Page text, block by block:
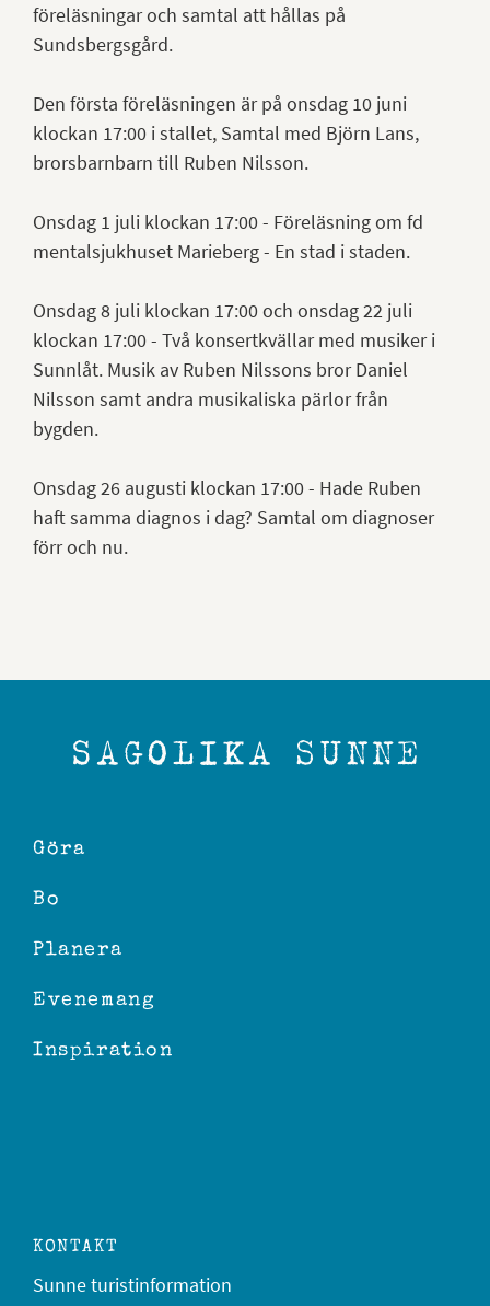
föreläsningar och samtal att hållas på
Sundsbergsgård.
Den första föreläsningen är på onsdag 10 juni
klockan 17:00 i stallet, Samtal med Björn Lans,
brorsbarnbarn till Ruben Nilsson.
Onsdag 1 juli klockan 17:00 - Föreläsning om fd
mentalsjukhuset Marieberg - En stad i staden.
Onsdag 8 juli klockan 17:00 och onsdag 22 juli
klockan 17:00 - Två konsertkvällar med musiker i
Sunnlåt. Musik av Ruben Nilssons bror Daniel
Nilsson samt andra musikaliska pärlor från
bygden.
Onsdag 26 augusti klockan 17:00 - Hade Ruben
haft samma diagnos i dag? Samtal om diagnoser
förr och nu.
Göra
Bo
Planera
Evenemang
Inspiration
KONTAKT
Sunne turistinformation